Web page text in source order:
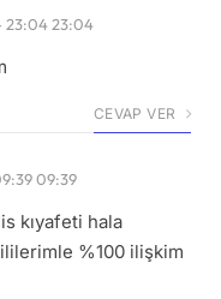
23:04 23:04
CEVAP VER
09:39
kıyafeti hala
%100 ilişkim